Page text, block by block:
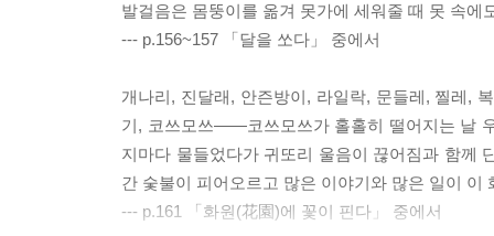
발걸음은 몸뚱이를 옮겨 못가에 세워줄 때 못 속
--- p.156~157 「달을 쏘다」 중에서
개나리, 진달래, 안즌방이, 라일락, 문들레, 찔레,
기, 코쓰모쓰――코쓰모쓰가 홀홀히 떨어지는 날
지마다 물들었다가 귀또리 울음이 끊어짐과 함께
간 숯불이 피어오르고 많은 이야기와 많은 일이 이
--- p.161 「화원(花園)에 꽃이 핀다」 중에서